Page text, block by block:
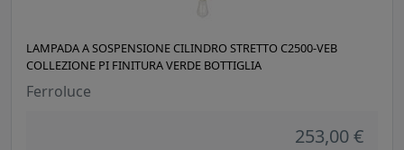
LAMPADA A SOSPENSIONE CILINDRO STRETTO C2500-VEB
COLLEZIONE PI FINITURA VERDE BOTTIGLIA
Ferroluce
253,00 €